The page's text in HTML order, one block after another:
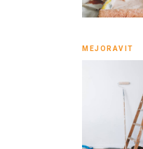
MEJORAVIT